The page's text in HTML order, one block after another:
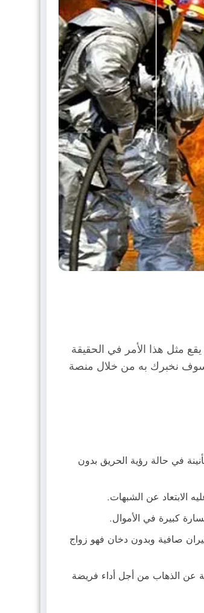
مثل هذا الأمر في الحقيقة
سوف نخبرك به من خلال منصة
في حالة رؤية الحريق بدون
الابتعاد عن الشبهات.
كبيرة في الأموال.
صافية وبدون دخان فهو زواج
عن الذهاب من أجل أداء فريضة